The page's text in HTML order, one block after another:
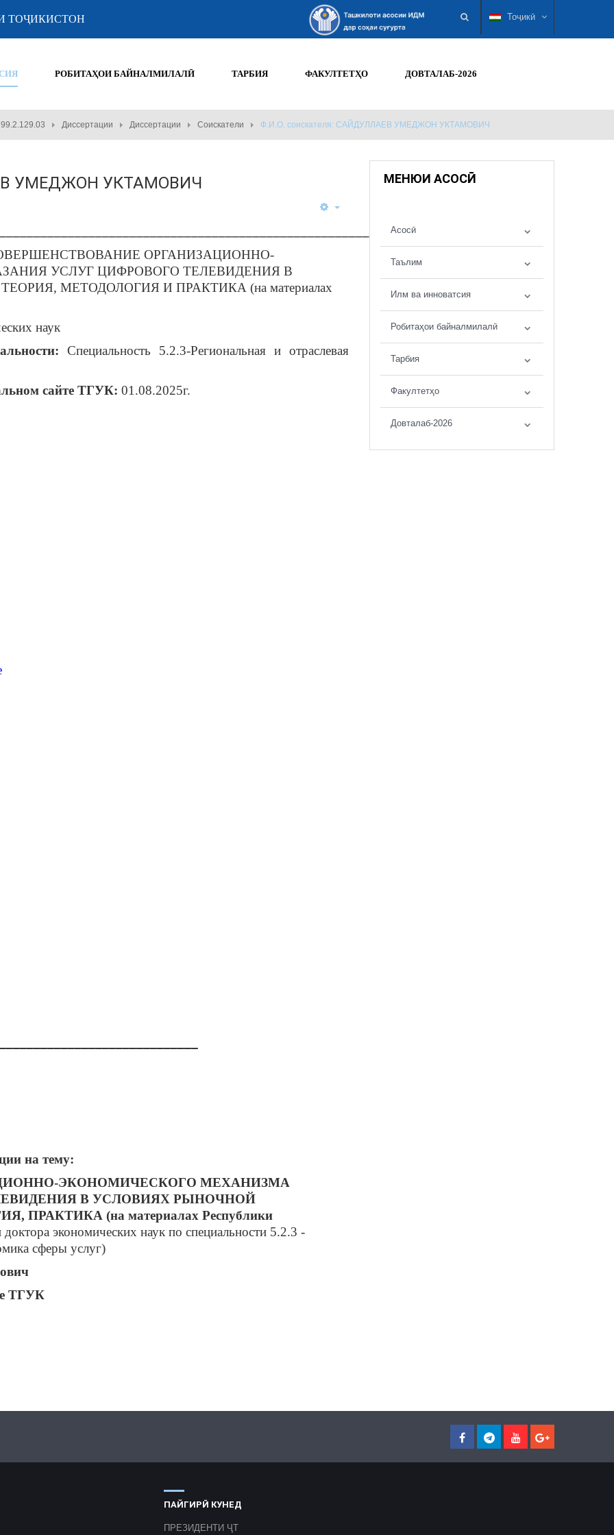
ТОҶИКИСТОН Тоҷикӣ
РОБИТАҲОИ БАЙНАЛМИЛАЛӢ ТАРБИЯ ФАКУЛТЕТҲО ДОВТАЛАБ-2026
Диссертации Диссертации Соискатели Ф.И.О. соискателя: САЙДУЛЛАЕВ УМЕДЖОН УКТАМОВИЧ
УМЕДЖОН УКТАМОВИЧ
ОРГАНИЗАЦИОННО-
УСЛУГ ЦИФРОВОГО ТЕЛЕВИДЕНИЯ В
МЕТОДОЛОГИЯ И ПРАКТИКА (на материалах
наук
Специальность 5.2.3-Региональная и отраслевая
сайте ТГУК: 01.08.2025г.
на тему:
ЭКОНОМИЧЕСКОГО МЕХАНИЗМА
В УСЛОВИЯХ РЫНОЧНОЙ
ПРАКТИКА (на материалах Республики
экономических наук по специальности 5.2.3 -
сферы услуг)
ТГУК
МЕНЮИ АСОСӢ
Асосӣ
Таълим
Илм ва инноватсия
Робитаҳои байналмилалӣ
Тарбия
Факултетҳо
Довталаб-2026
ПАЙГИРӢ КУНЕД
ПРЕЗИДЕНТИ ҶТ